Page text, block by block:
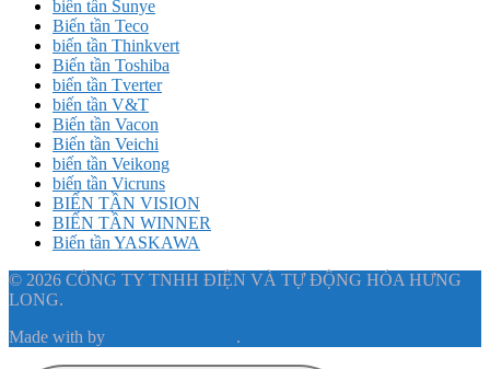
biến tần Sunye
Biến tần Teco
biến tần Thinkvert
Biến tần Toshiba
biến tần Tverter
biến tần V&T
Biến tần Vacon
Biến tần Veichi
biến tần Veikong
biến tần Vicruns
BIẾN TẦN VISION
BIẾN TẦN WINNER
Biến tần YASKAWA
© 2026 CÔNG TY TNHH ĐIỆN VÀ TỰ ĐỘNG HÓA HƯNG
LONG.
Made with by .